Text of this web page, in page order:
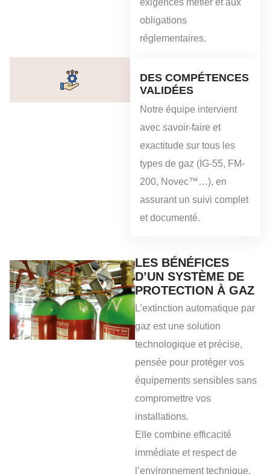
exigences métier et aux
obligations
réglementaires.
DES COMPÉTENCES
VALIDÉES
Notre équipe intervient
avec savoir-faire et
exactitude sur tous les
types de gaz (IG-55, FM-
200, Novec™…), en
assurant un suivi complet
et documenté.
LES BÉNÉFICES
D’UN SYSTÈME DE
PROTECTION À GAZ
L’extinction automatique par
gaz est une solution
technologique et précise,
pensée pour protéger vos
équipements sensibles sans
compromettre vos
installations.
Elle combine efficacité
immédiate et respect de
l’environnement technique.